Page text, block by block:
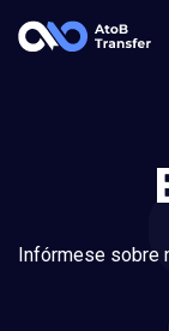
Infórmese sobre